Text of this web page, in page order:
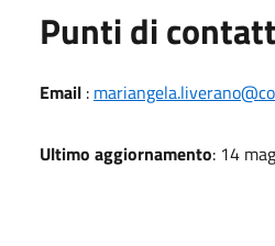
Punti di
Email :
Ultimo aggiornamento: 14